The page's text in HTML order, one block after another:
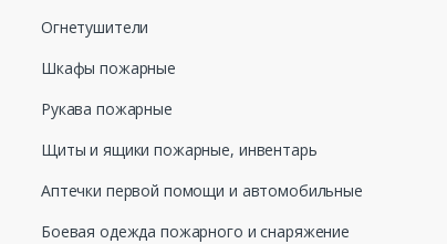
Огнетушители
Шкафы пожарные
Рукава пожарные
Щиты и ящики пожарные, инвентарь
Аптечки первой помощи и автомобильные
Боевая одежда пожарного и снаряжение